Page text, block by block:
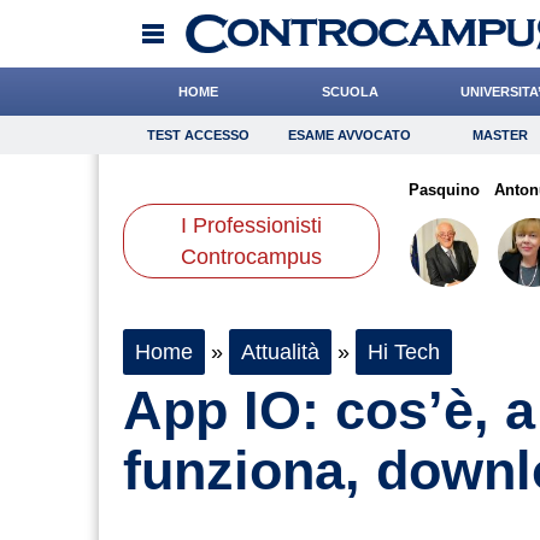
HOME SCUOLA UNIVERSITA’
TEST ACCESSO Esame Avvocato Master
Consigli
Scienze
TEST ACCESSO ESAME AVVOCATO MASTER
I Professionisti
Controcampus
Pasquino
Home » Attualità » Hi Tech
App IO: cos’è,
funziona,